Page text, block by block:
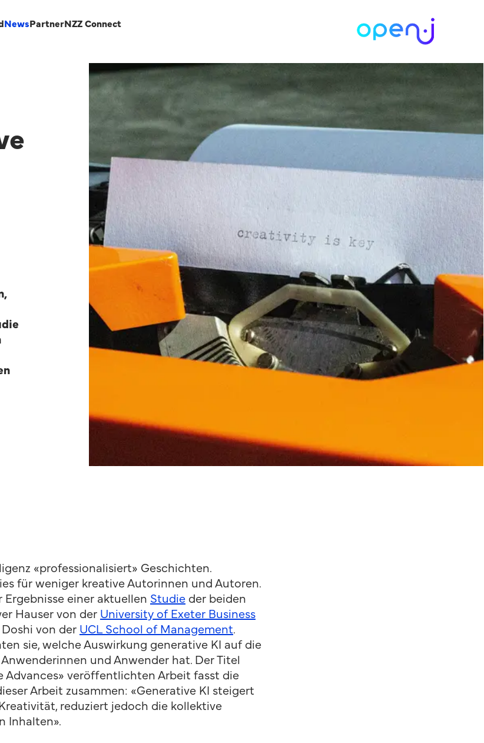
News PartnerNZZ Connect
«professionalisiert» Geschichten.
für weniger kreative Autorinnen und Autoren.
Ergebnisse einer aktuellen Studieder beiden
Hauser von der University of Exeter Business
von der UCL School of Management.
sie, welche Auswirkung generative KI auf die
und Anwender hat. Der Titel
Advances» veröffentlichten Arbeit fasst die
Arbeit zusammen: «Generative KI steigert
reduziert jedoch die kollektive
Inhalten».